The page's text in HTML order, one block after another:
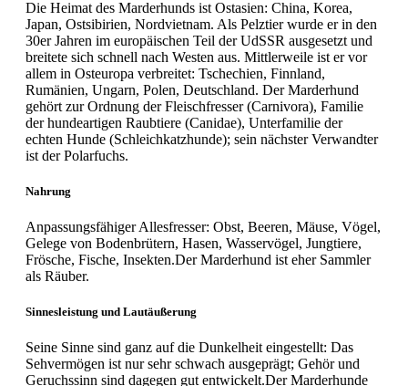
Die Heimat des Marderhunds ist Ostasien: China, Korea,
Japan, Ostsibirien, Nordvietnam. Als Pelztier wurde er in den
30er Jahren im europäischen Teil der UdSSR ausgesetzt und
breitete sich schnell nach Westen aus. Mittlerweile ist er vor
allem in Osteuropa verbreitet: Tschechien, Finnland,
Rumänien, Ungarn, Polen, Deutschland. Der Marderhund
gehört zur Ordnung der Fleischfresser (Carnivora), Familie
der hundeartigen Raubtiere (Canidae), Unterfamilie der
echten Hunde (Schleichkatzhunde); sein nächster Verwandter
ist der Polarfuchs.
Nahrung
Anpassungsfähiger Allesfresser: Obst, Beeren, Mäuse, Vögel,
Gelege von Bodenbrütern, Hasen, Wasservögel, Jungtiere,
Frösche, Fische, Insekten.Der Marderhund ist eher Sammler
als Räuber.
Sinnesleistung und Lautäußerung
Seine Sinne sind ganz auf die Dunkelheit eingestellt: Das
Sehvermögen ist nur sehr schwach ausgeprägt; Gehör und
Geruchssinn sind dagegen gut entwickelt.Der Marderhunde